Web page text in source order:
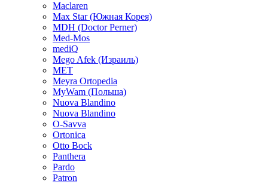
Maclaren
Max Star (Южная Корея)
MDH (Doctor Perner)
Med-Mos
mediQ
Mego Afek (Израиль)
MET
Meyra Ortopedia
MyWam (Польша)
Nuova Blandino
Nuova Blandino
O-Savva
Ortonica
Otto Bock
Panthera
Pardo
Patron